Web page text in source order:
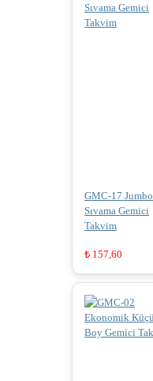
GMC-17 Jumbo
Sıvama Gemici
Takvim
₺ 157,60